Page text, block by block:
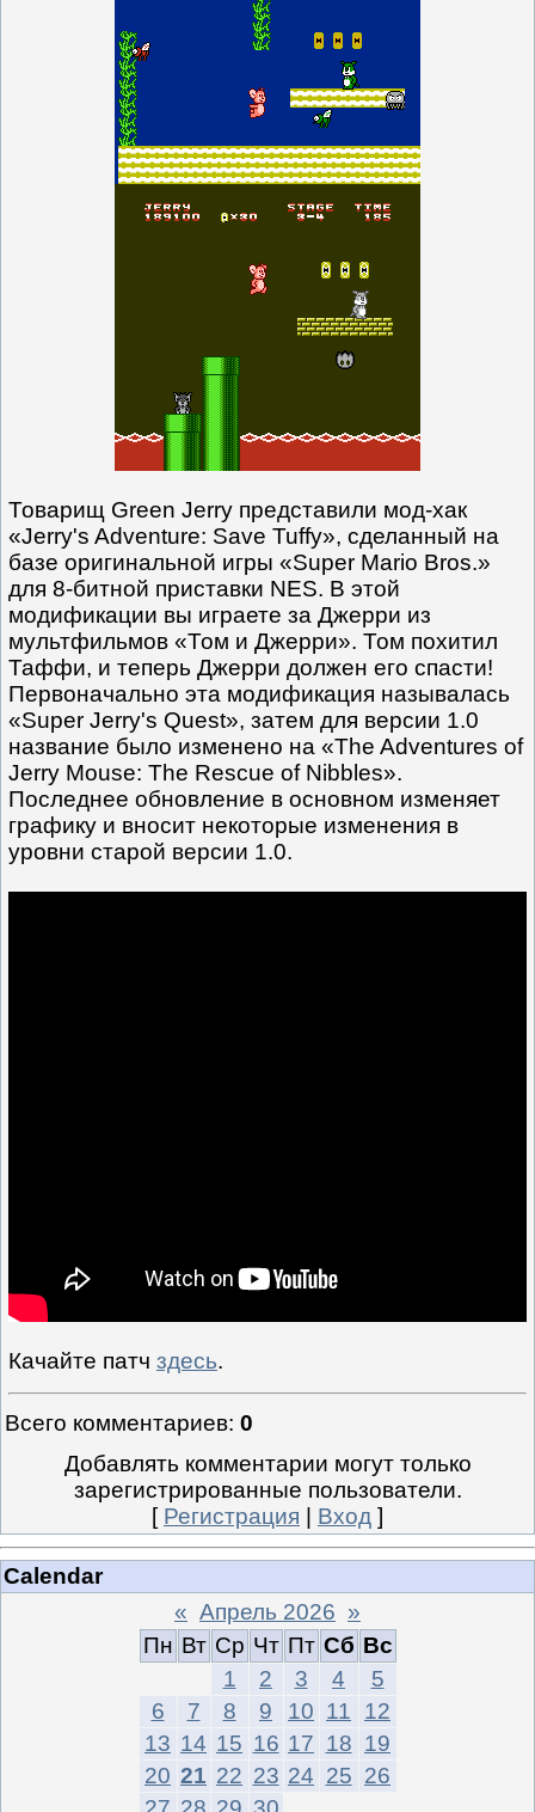
Товарищ Green Jerry представили мод-хак
«Jerry's Adventure: Save Tuffy», сделанный на
базе оригинальной игры «Super Mario Bros.»
для 8-битной приставки NES. В этой
модификации вы играете за Джерри из
мультфильмов «Том и Джерри». Том похитил
Таффи, и теперь Джерри должен его спасти!
Первоначально эта модификация называлась
«Super Jerry's Quest», затем для версии 1.0
название было изменено на «The Adventures of
Jerry Mouse: The Rescue of Nibbles».
Последнее обновление в основном изменяет
графику и вносит некоторые изменения в
уровни старой версии 1.0.
Качайте патч здесь.
Всего комментариев: 0
Добавлять комментарии могут только
зарегистрированные пользователи.
[ Регистрация Вход ]
Calendar
« Апрель 2026 »
Пн Вт Ср Чт Пт Сб Вс
1
2 3 4
5
6
7 8 9 10 11
12
13 14 15 16 17 18 19
20 21 22 23 24 25 26